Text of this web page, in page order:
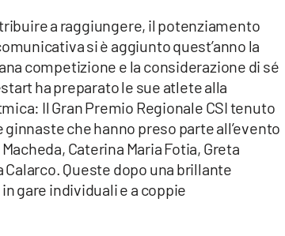
a raggiungere, il potenziamento
si è aggiunto quest’anno la
competizione e la considerazione di sé
ha preparato le sue atlete alla
Il Gran Premio Regionale CSI tenuto
che hanno preso parte all’evento
Caterina Maria Fotia, Greta
Queste dopo una brillante
gare individuali e a coppie